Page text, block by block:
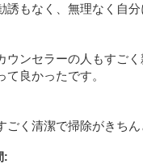
誘もなく、無理なく自
ウンセラーの人もすご
て良かったです。
ごく清潔で掃除がきち
: